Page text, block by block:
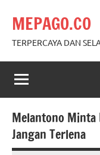
content
MEPAGO.CO
TERPERCAYA DAN
Melantono Minta
Jangan Terlena